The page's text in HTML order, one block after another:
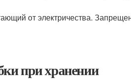
от электричества.
при хранении